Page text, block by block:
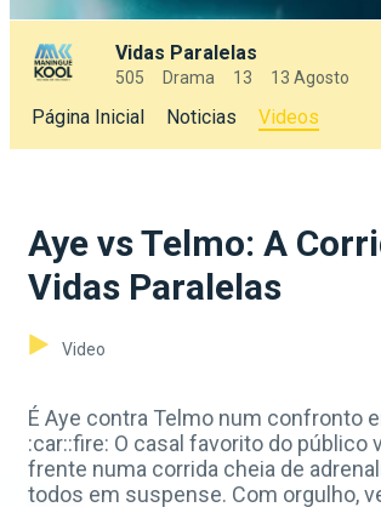
Vidas Paralelas
505 Drama 13 13 Agosto
Página Inicial Noticias Videos
Aye vs Telmo: A
Vidas Paralelas
Video
É Aye contra Telmo num confronto
:car::fire: O casal favorito do público
frente numa corrida cheia de
todos em suspense. Com orgulho,